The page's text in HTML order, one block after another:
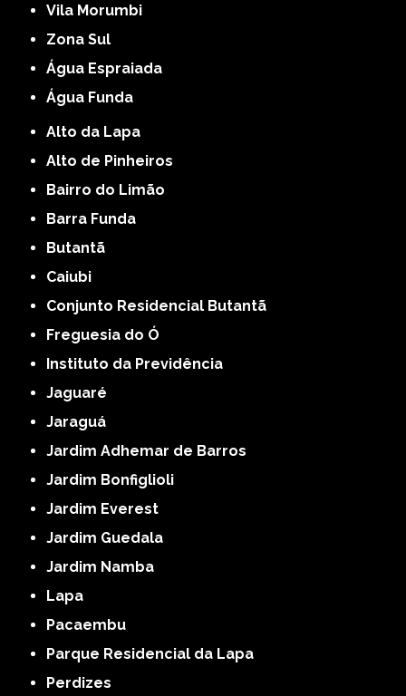
Vila Morumbi
Zona Sul
Água Espraiada
Água Funda
Alto da Lapa
Alto de Pinheiros
Bairro do Limão
Barra Funda
Butantã
Caiubi
Conjunto Residencial Butantã
Freguesia do Ó
Instituto da Previdência
Jaguaré
Jaraguá
Jardim Adhemar de Barros
Jardim Bonfiglioli
Jardim Everest
Jardim Guedala
Jardim Namba
Lapa
Pacaembu
Parque Residencial da Lapa
Perdizes